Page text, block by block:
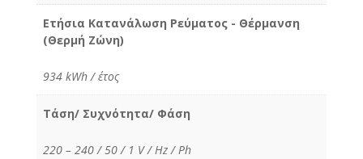
Ετήσια Κατανάλωση Ρεύματος - Θέρμανση
(Θερμή Ζώνη)
934 kWh / έτος
Τάση/ Συχνότητα/ Φάση
220 – 240 / 50 / 1 V / Hz / Ph